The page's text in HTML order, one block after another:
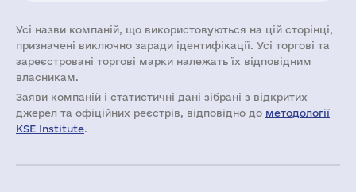
Усі назви компаній, що використовуються на цій сторінці,
призначені виключно заради ідентифікації. Усі торгові та
зареєстровані торгові марки належать їх відповідним
власникам.
Заяви компаній i статистичні дані зібрані з відкритих
джерел та офіційних реєстрів, відповідно до методології
KSE Institute.